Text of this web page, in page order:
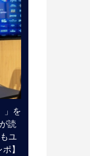
」を
読
ユ
】